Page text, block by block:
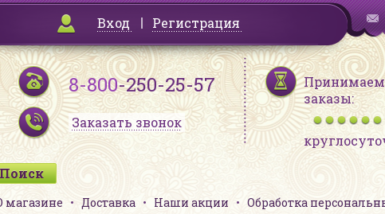
Вход Регистрация
8-800-250-25-57
Заказать звонок
Принимаем
заказы:
магазине Доставка Наши акции Обработка